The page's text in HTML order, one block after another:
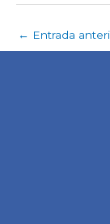
← Entrada